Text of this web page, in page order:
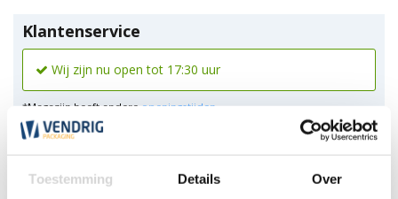
Toestemming Details Over
Klantenservice
Wij zijn nu open tot 17:30 uur
*Magazijn heeft andereopeningstijden.